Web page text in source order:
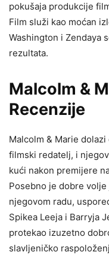
pokušaja produkcije
Film služi kao moćan
Washington i Zendaya
rezultata.
Malcolm &
Recenzije
Malcolm & Marie
filmski redatelj, i
kući nakon premijere
Posebno je dobre
njegovom radu,
Spikea Leeja i Barryja
protekao izuzetno
slavljeničko